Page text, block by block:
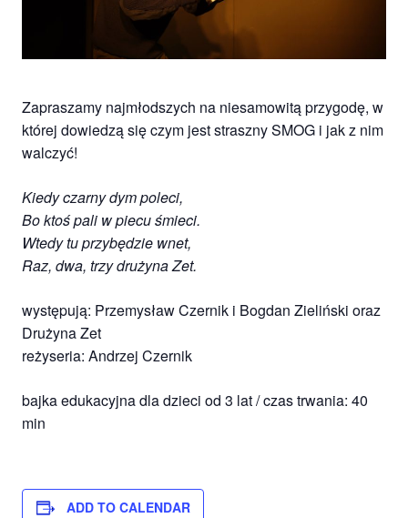
teatr.
Zapraszamy najmłodszych na niesamowitą przygodę, w
której dowiedzą się czym jest straszny SMOG i jak z nim
walczyć!
Kiedy czarny dym poleci,
Bo ktoś pali w piecu śmieci.
Wtedy tu przybędzie wnet,
Raz, dwa, trzy drużyna Zet.
występują: Przemysław Czernik i Bogdan Zieliński oraz
Drużyna Zet
reżyseria: Andrzej Czernik
bajka edukacyjna dla dzieci od 3 lat / czas trwania: 40
min
ADD TO CALENDAR